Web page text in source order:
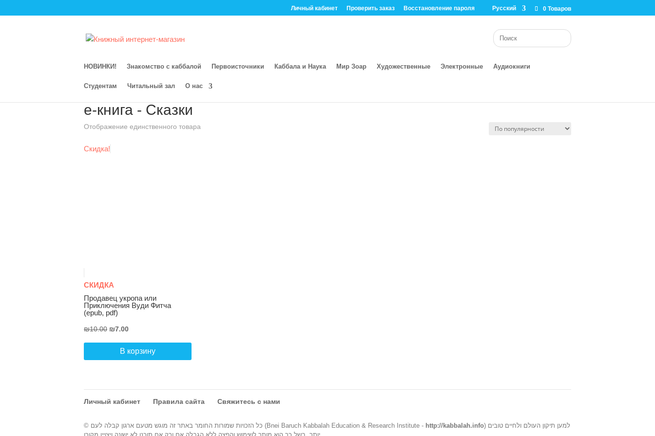
Личный кабинет Проверить заказ Восстановление пароля Русский 0 Товаров
НОВИНКИ! Знакомство с каббалой Первоисточники Каббала и Наука Мир Зоар Художественные Электронные Аудиокниги
Студентам Читальный зал О нас
Главная/ Магазин/Электронная книга
е-книга - Сказки
Отображение единственного товара
Скидка!
СКИДКА
Продавец укропа или
Приключения Вуди Фитча
(epub, pdf)
₪10.00 Первоначальная
составляла
₪10.00.
₪7.00Текущая
₪7.00.
В корзину
Личный кабинет Правила сайта Свяжитесь с нами
© כל הזכויות שמורות החומר באתר זה מוגש מטעם ארגון קבלה לעם (Bnei Baruch Kabbalah Education & Research Institute - http://kabbalah.info) למען תיקון העולם ולחיים טובים